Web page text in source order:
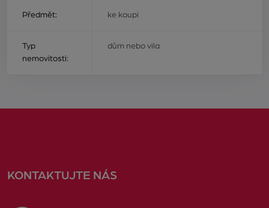
Předmět: ke koupi
Typ
nemovitosti:
dům nebo vila
KONTAKTUJTE NÁS